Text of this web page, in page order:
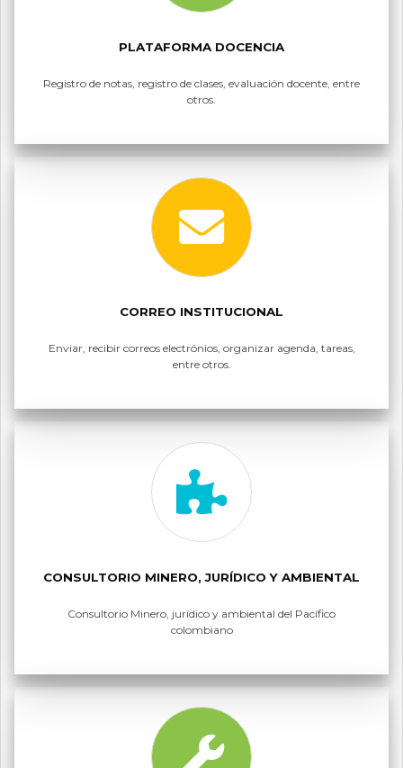
PLATAFORMA DOCENCIA
Registro de notas, registro de clases, evaluación docente, entre
otros.
CORREO INSTITUCIONAL
Enviar, recibir correos electrónios, organizar agenda, tareas,
entre otros.
CONSULTORIO MINERO, JURÍDICO Y AMBIENTAL
Consultorio Minero, jurídico y ambiental del Pacífico
colombiano